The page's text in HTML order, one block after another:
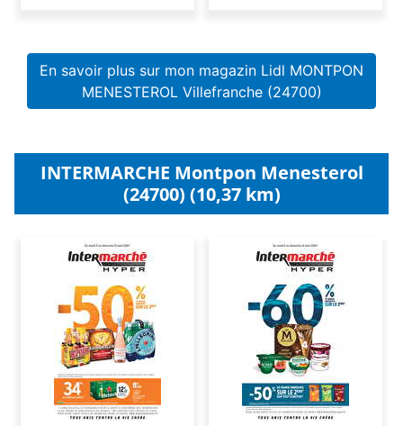
En savoir plus sur mon magazin Lidl MONTPON
MENESTEROL Villefranche (24700)
INTERMARCHE Montpon Menesterol
(24700) (10,37 km)